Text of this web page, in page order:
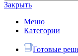
Закрыть
Меню
Категории
Готовые